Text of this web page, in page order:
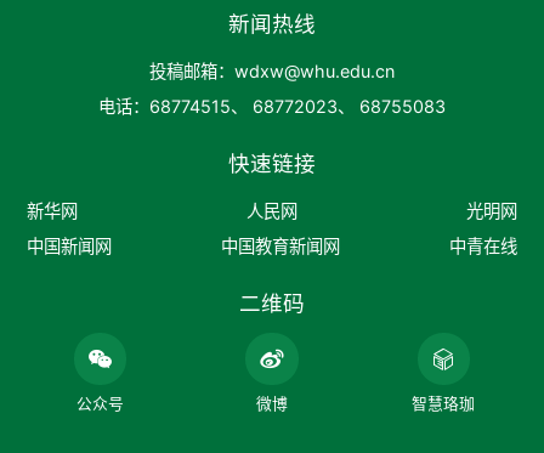
新闻热线
投稿邮箱：wdxw@whu.edu.cn
电话：68774515、 68772023、 68755083
快速链接
新华网 人民网
光明网
中国新闻网
中国教育新闻网 中青在线
二维码
公众号 微博 智慧珞珈